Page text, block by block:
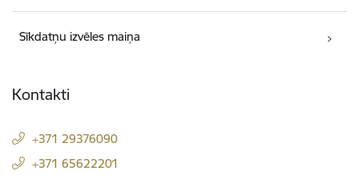
Sīkdatņu izvēles maiņa
Kontakti
+371 29376090
+371 65622201